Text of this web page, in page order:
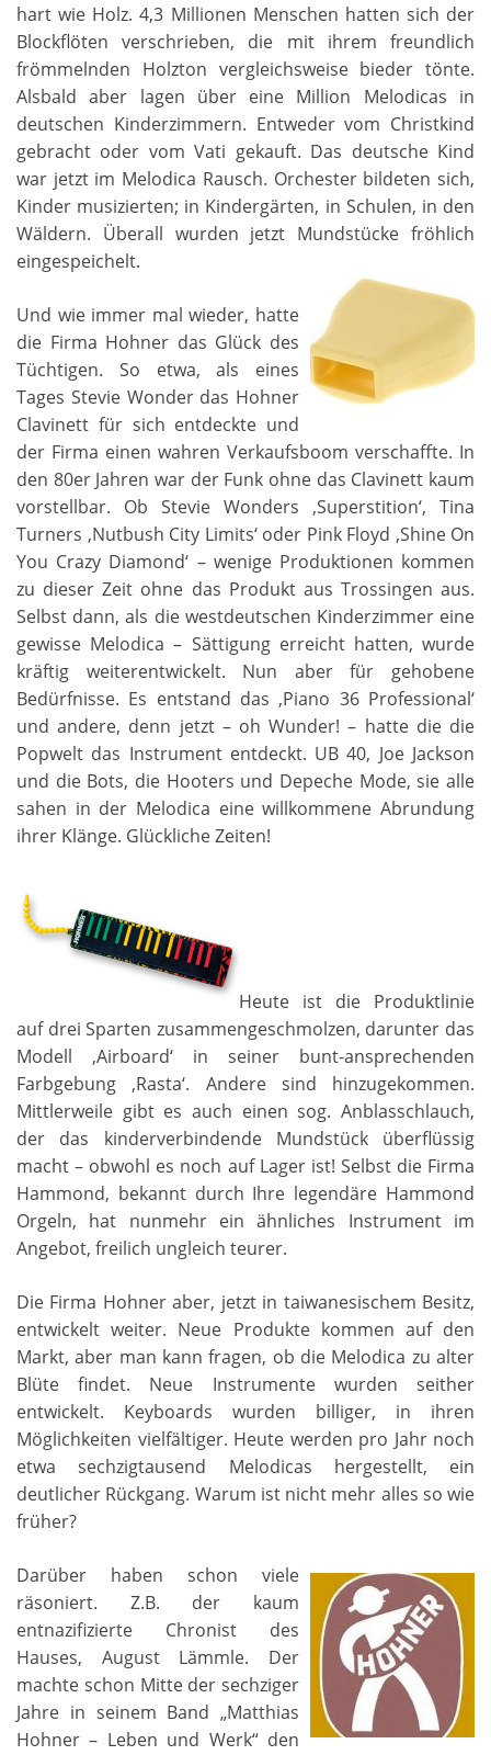
hart wie Holz. 4,3 Millionen Menschen hatten sich der
Blockflöten verschrieben, die mit ihrem freundlich
frömmelnden Holzton vergleichsweise bieder tönte.
Alsbald aber lagen über eine Million Melodicas in
deutschen Kinderzimmern. Entweder vom Christkind
gebracht oder vom Vati gekauft. Das deutsche Kind
war jetzt im Melodica Rausch. Orchester bildeten sich,
Kinder musizierten; in Kindergärten, in Schulen, in den
Wäldern. Überall wurden jetzt Mundstücke fröhlich
eingespeichelt.
Und wie immer mal wieder, hatte
die Firma Hohner das Glück des
Tüchtigen. So etwa, als eines
Tages Stevie Wonder das Hohner
Clavinett für sich entdeckte und
der Firma einen wahren Verkaufsboom verschaffte. In
den 80er Jahren war der Funk ohne das Clavinett kaum
vorstellbar. Ob Stevie Wonders ‚Superstition‘, Tina
Turners ‚Nutbush City Limits‘ oder Pink Floyd ‚Shine On
You Crazy Diamond‘ – wenige Produktionen kommen
zu dieser Zeit ohne das Produkt aus Trossingen aus.
Selbst dann, als die westdeutschen Kinderzimmer eine
gewisse Melodica – Sättigung erreicht hatten, wurde
kräftig weiterentwickelt. Nun aber für gehobene
Bedürfnisse. Es entstand das ‚Piano 36 Professional‘
und andere, denn jetzt – oh Wunder! – hatte die die
Popwelt das Instrument entdeckt. UB 40, Joe Jackson
und die Bots, die Hooters und Depeche Mode, sie alle
sahen in der Melodica eine willkommene Abrundung
ihrer Klänge. Glückliche Zeiten!
Heute ist die Produktlinie
auf drei Sparten zusammengeschmolzen, darunter das
Modell ‚Airboard‘ in seiner bunt-ansprechenden
Farbgebung ‚Rasta‘. Andere sind hinzugekommen.
Mittlerweile gibt es auch einen sog. Anblasschlauch,
der das kinderverbindende Mundstück überflüssig
macht – obwohl es noch auf Lager ist! Selbst die Firma
Hammond, bekannt durch Ihre legendäre Hammond
Orgeln, hat nunmehr ein ähnliches Instrument im
Angebot, freilich ungleich teurer.
Die Firma Hohner aber, jetzt in taiwanesischem Besitz,
entwickelt weiter. Neue Produkte kommen auf den
Markt, aber man kann fragen, ob die Melodica zu alter
Blüte findet. Neue Instrumente wurden seither
entwickelt. Keyboards wurden billiger, in ihren
Möglichkeiten vielfältiger. Heute werden pro Jahr noch
etwa sechzigtausend Melodicas hergestellt, ein
deutlicher Rückgang. Warum ist nicht mehr alles so wie
früher?
Darüber haben schon viele
räsoniert. Z.B. der kaum
entnazifizierte Chronist des
Hauses, August Lämmle. Der
machte schon Mitte der sechziger
Jahre in seinem Band „Matthias
Hohner – Leben und Werk“ den